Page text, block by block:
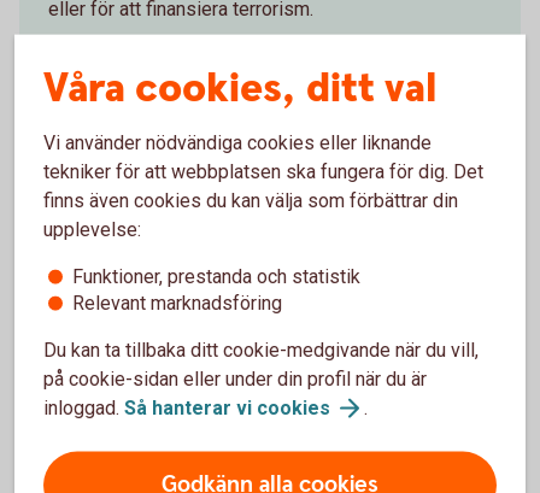
eller för att finansiera terrorism.
finansiella bolag, ska ha en god kunskap om våra
kunders ekonomi och affärsrelationen med kunden.
Vi som bank har också skyldighet att löpande följa
upp att informationen vi har är aktuell. Därför ställer
vi frågor när du besöker ett bankkontor, per brev
eller i internetbanken och appen.
Vårt arbete mot penningtvätt och
terroristfinansiering (swedbank.com)
Information om FATCA och
Våra cookies, ditt val
Vi använder nödvändiga cookies eller liknande
tekniker för att webbplatsen ska fungera för dig. Det
finns även cookies du kan välja som förbättrar din
upplevelse:
Funktioner, prestanda och statistik
Relevant marknadsföring
Du kan ta tillbaka ditt cookie-medgivande när du vill,
på cookie-sidan eller under din profil när du är
inloggad. Så hanterar vi cookies .
Godkänn alla cookies